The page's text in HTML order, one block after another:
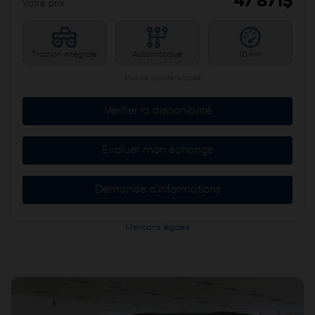
Votre prix
Traction intégrale Automatique 10 km
Vérifier la disponibilité
Évaluer mon échange
Demande d'informations
Mentions légales